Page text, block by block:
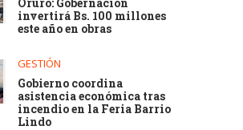
invertirá Bs. 100 millones
este año en obras
GESTIÓN
Gobierno coordina
asistencia económica tras
incendio en la Feria Barrio
Lindo